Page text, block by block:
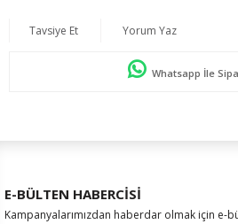
Ürün Boyu: 80 cm
Tavsiye Et Yorum Yaz
Whatsapp İle
E-BÜLTEN HABERCİSİ
Kampanyalarımızdan haberdar olmak için e-